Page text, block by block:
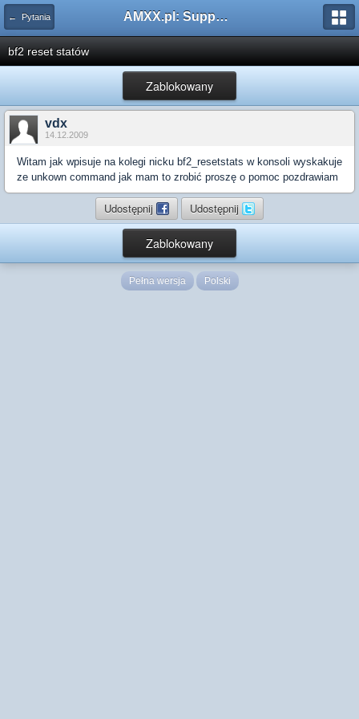
← Pytania AMXX.pl: Support AMX Mod X i SourceMod
bf2 reset statów
Zablokowany
vdx
14.12.2009
Witam jak wpisuje na kolegi nicku bf2_resetstats w konsoli wyskakuje
ze unkown command jak mam to zrobić proszę o pomoc pozdrawiam
Udostępnij Udostępnij
Zablokowany
Pełna wersja Polski